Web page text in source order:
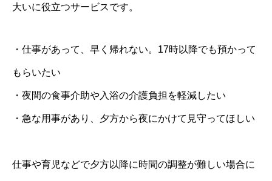
大いに役立つサービスです。
・仕事があって、早く帰れない。17時以降でも預かって
もらいたい
・夜間の食事介助や入浴の介護負担を軽減したい
・急な用事があり、夕方から夜にかけて見守ってほしい
仕事や育児などで夕方以降に時間の調整が難しい場合に